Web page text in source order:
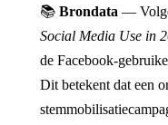
📚 Brondata —
Social Media Use in
de Facebook-
Dit betekent dat een